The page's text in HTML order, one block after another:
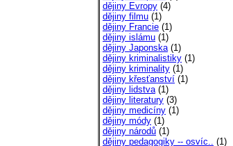
dějiny Evropy (4)
dějiny filmu (1)
dějiny Francie (1)
dějiny islámu (1)
dějiny Japonska(1)
dějiny kriminalistiky (1)
dějiny kriminality (1)
dějiny křesťanství (1)
dějiny lidstva(1)
dějiny literatury (3)
dějiny medicíny (1)
dějiny módy (1)
dějiny národů (1)
dějiny pedagogiky -- osvíc.. (1)